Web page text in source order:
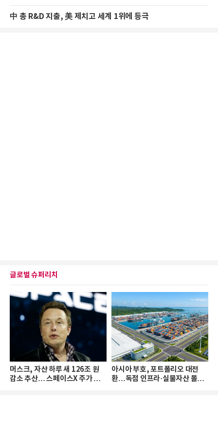
中 총 R&D 지출, 美 제치고 세계 1위에 등극
글로벌 슈퍼리치
머스크, 자산 하루 새 126조 원
감소 추산… 스페이스X 주가 하
아시아 부호, 포트폴리오 대전
환…독점 인프라·실물자산 몰린